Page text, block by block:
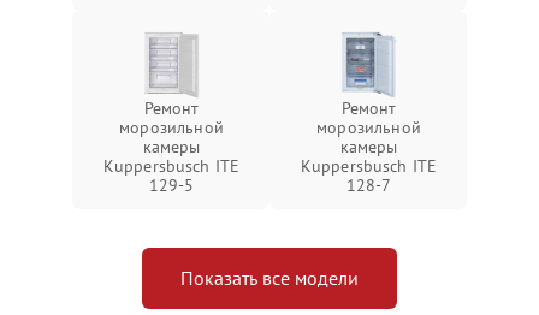
Ремонт
морозильной
камеры
Kuppersbusch ITE
129-5
Ремонт
морозильной
камеры
Kuppersbusch ITE
128-7
Показать все модели